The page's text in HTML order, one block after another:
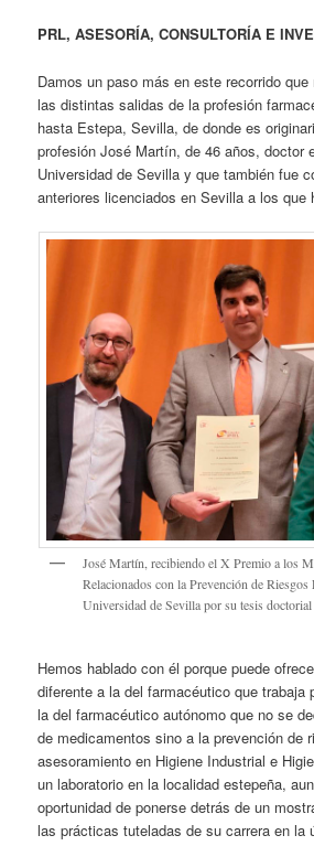
PRL, ASESORÍA, CONSULTORÍA E
Damos un paso más en este recorrido
las distintas salidas de la profesión
hasta Estepa, Sevilla, de donde es
profesión José Martín, de 46 años, doctor
Universidad de Sevilla y que también fue
anteriores licenciados en Sevilla a los que
José Martín, recibiendo el X Premio a los
Relacionados con la Prevención de Riesgos
Universidad de Sevilla por su tesis doctorial
Hemos hablado con él porque puede
diferente a la del farmacéutico que trabaja
la del farmacéutico autónomo que no se
de medicamentos sino a la prevención de
asesoramiento en Higiene Industrial e
un laboratorio en la localidad estepeña,
oportunidad de ponerse detrás de un
las prácticas tuteladas de su carrera en la